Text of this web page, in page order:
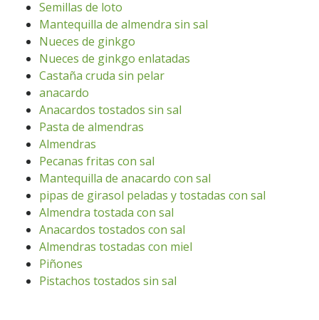
Semillas de loto
Mantequilla de almendra sin sal
Nueces de ginkgo
Nueces de ginkgo enlatadas
Castaña cruda sin pelar
anacardo
Anacardos tostados sin sal
Pasta de almendras
Almendras
Pecanas fritas con sal
Mantequilla de anacardo con sal
pipas de girasol peladas y tostadas con sal
Almendra tostada con sal
Anacardos tostados con sal
Almendras tostadas con miel
Piñones
Pistachos tostados sin sal